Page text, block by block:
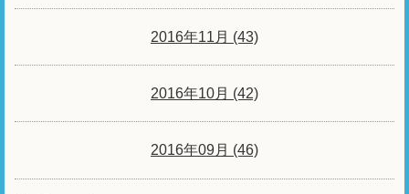
2016年11月 (43)
2016年10月 (42)
2016年09月 (46)